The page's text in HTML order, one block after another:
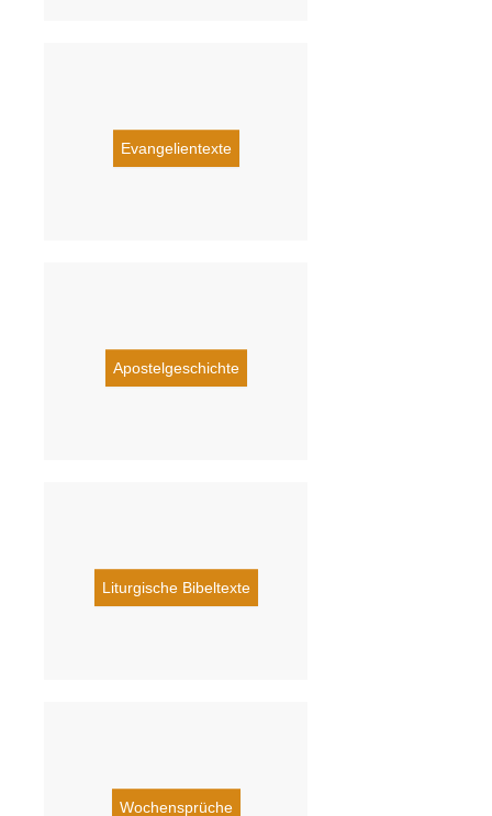
Evangelientexte
Apostelgeschichte
Liturgische Bibeltexte
Wochensprüche